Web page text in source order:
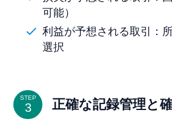
可能）
利益が予想される取引：
選択
STEP 正確な記録管理と